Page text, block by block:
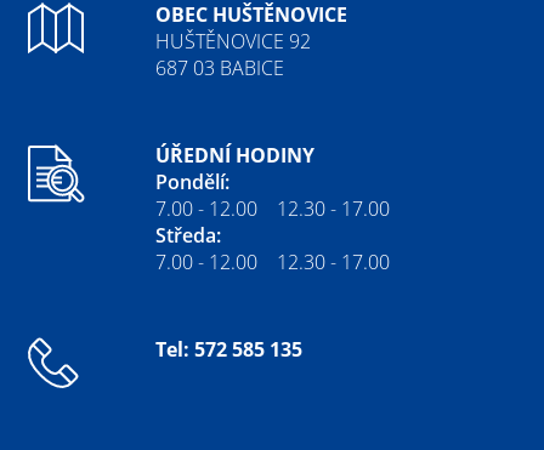
OBEC HUŠTĚNOVICE
HUŠTĚNOVICE 92
687 03 BABICE
ÚŘEDNÍ HODINY
Pondělí:
7.00 - 12.00 12.30 - 17.00
Středa:
7.00 - 12.00 12.30 - 17.00
Tel: 572 585 135